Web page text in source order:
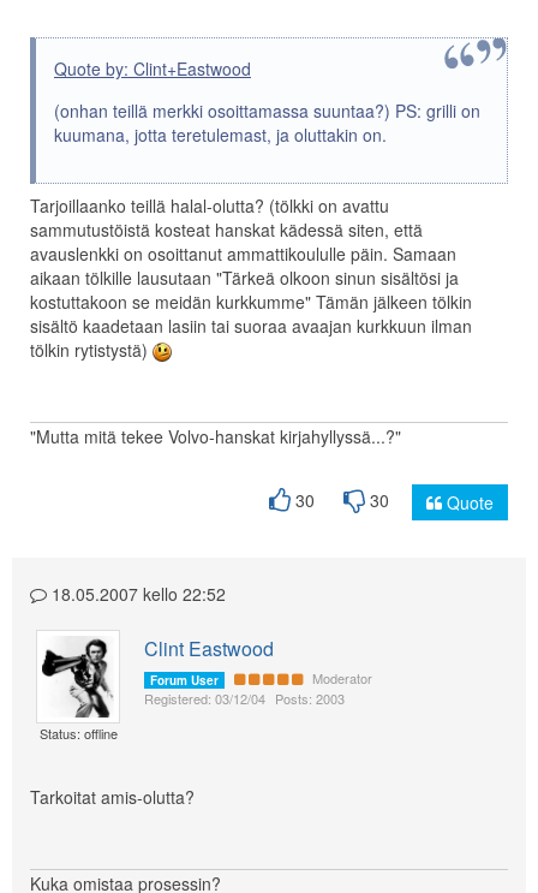
Quote by: Clint+Eastwood
(onhan teillä merkki osoittamassa suuntaa?) PS: grilli on
kuumana, jotta teretulemast, ja oluttakin on.
Tarjoillaanko teillä halal-olutta? (tölkki on avattu
sammutustöistä kosteat hanskat kädessä siten, että
avauslenkki on osoittanut ammattikoululle päin. Samaan
aikaan tölkille lausutaan "Tärkeä olkoon sinun sisältösi ja
kostuttakoon se meidän kurkkumme" Tämän jälkeen tölkin
sisältö kaadetaan lasiin tai suoraa avaajan kurkkuun ilman
tölkin rytistystä)
"Mutta mitä tekee Volvo-hanskat kirjahyllyssä...?"
30 30 Quote
18.05.2007 kello 22:52
Status: offline
Clint Eastwood
Forum User
Moderator
Registered: 03/12/04 Posts: 2003
Tarkoitat amis-olutta?
Kuka omistaa prosessin?